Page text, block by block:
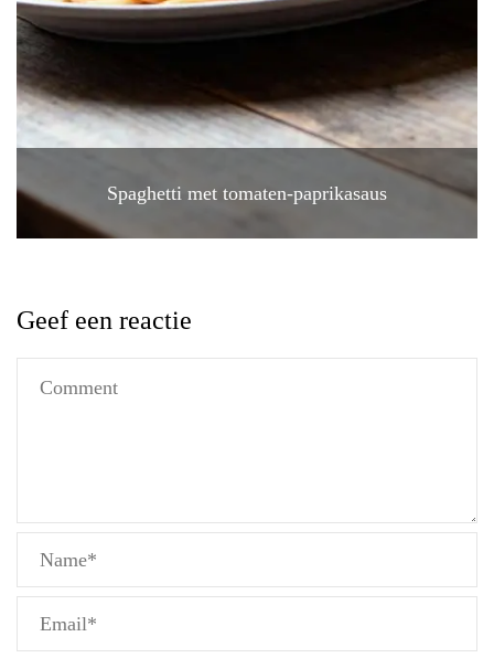
Spaghetti met tomaten-paprikasaus
Geef een reactie